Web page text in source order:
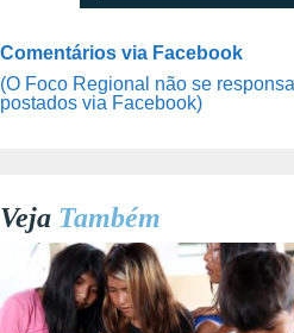
Comentários via Facebook
(O Foco Regional não se
postados via Facebook)
Veja Também